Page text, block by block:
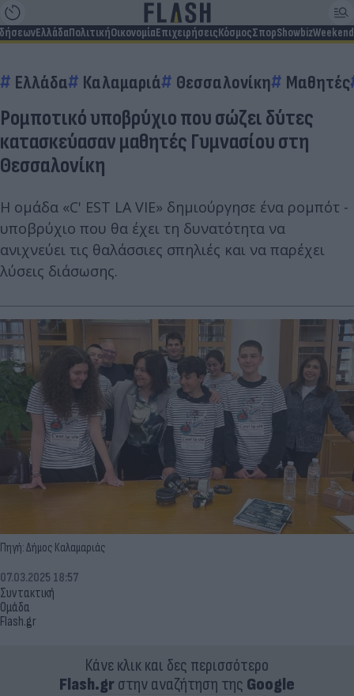
ΕλλάδαΠολιτικήΟικονομίαΕπιχειρήσειςΚόσμοςΣπορShowbizWeekend
Ελλάδα Καλαμαριά Θεσσαλονίκη Μαθητές
Ρομποτικό υποβρύχιο που σώζει δύτες
κατασκεύασαν μαθητές Γυμνασίου στη
Θεσσαλονίκη
Η ομάδα «C' ESΤ LA VIE» δημιούργησε ένα ρομπότ -
υποβρύχιο που θα έχει τη δυνατότητα να
ανιχνεύει τις θαλάσσιες σπηλιές και να παρέχει
λύσεις διάσωσης.
Πηγή: Δήμος Καλαμαριάς
Συντακτική
Ομάδα
Flash.gr
07.03.2025 18:57
Κάνε κλικ και δες περισσότερο
Flash.grστην αναζήτηση της Google